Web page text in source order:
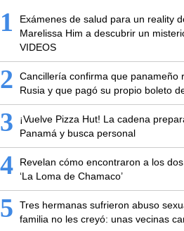
1
Exámenes de salud para un reality
Marelissa Him a descubrir un
VIDEOS
2
Cancillería confirma que panameño
Rusia y que pagó su propio boleto
3
¡Vuelve Pizza Hut! La cadena
Panamá y busca personal
4
Revelan cómo encontraron a los
‘La Loma de Chamaco’
5
Tres hermanas sufrieron abuso
familia no les creyó: unas vecinas